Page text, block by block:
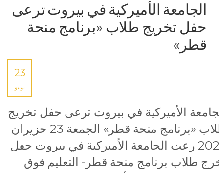
الجامعة الأميركية في بيروت ترعى
حفل تخريج طلاب «برنامج منحة
قطر»
23
يونيو
الأميركية في بيروت ترعى حفل تخريج
طلاب «برنامج منحة قطر» الجمعة 23 حزيران
2023 رعت الجامعة الأميركية في بيروت حفل
طلاب برنامج منحة قطر- التعليم فوق